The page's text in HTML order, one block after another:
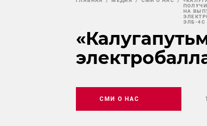
НА
ЭЛБ‑4С
СМИ О НАС